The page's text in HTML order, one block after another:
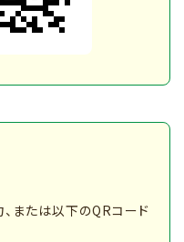
、または以下のQRコード